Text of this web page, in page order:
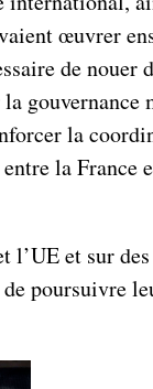
œuvrer
de nouer
gouvernance
la
la France
l’UE et sur
poursuivre